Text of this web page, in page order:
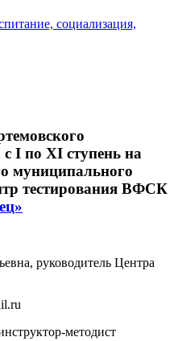
социализация,
I по XI ступень на
муниципального
тестирования ВФСК
руководитель Центра
методист